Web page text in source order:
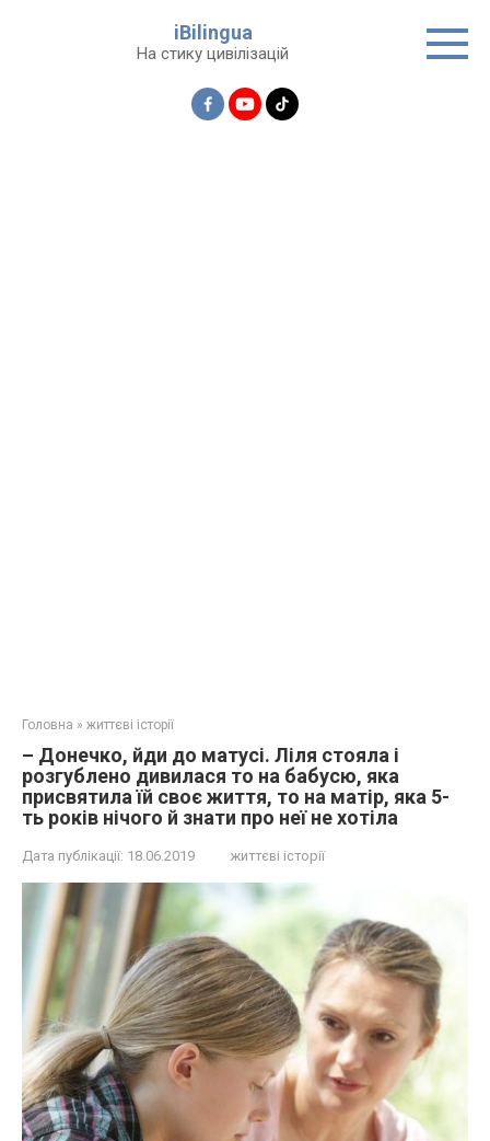
iBilingua
На стику цивілізацій
Головна » життєві історії
– Донечко, йди до матусі. Ліля стояла і
розгублено дивилася то на бабусю, яка
присвятила їй своє життя, то на матір, яка 5-
ть років нічого й знати про неї не хотіла
Дата публікації: 18.06.2019 життєві історії